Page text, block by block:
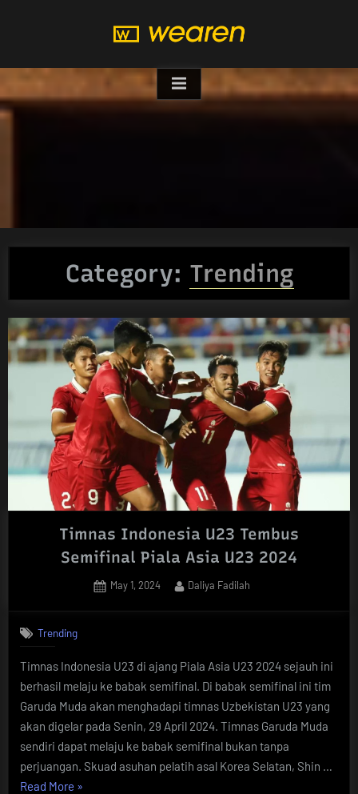
Category: Trending
Timnas Indonesia U23 Tembus
Semifinal Piala Asia U23 2024
Posted
May 1, 2024 By
Daliya Fadilah
Trending
Timnas Indonesia U23 di ajang Piala Asia U23 2024 sejauh ini
berhasil melaju ke babak semifinal. Di babak semifinal ini tim
Garuda Muda akan menghadapi timnas Uzbekistan U23 yang
akan digelar pada Senin, 29 April 2024. Timnas Garuda Muda
sendiri dapat melaju ke babak semifinal bukan tanpa
perjuangan. Skuad asuhan pelatih asal Korea Selatan, Shin …
Read More “Timnas
»